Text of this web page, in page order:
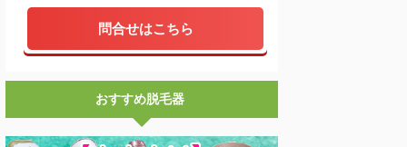
問合せはこちら
おすすめ脱毛器